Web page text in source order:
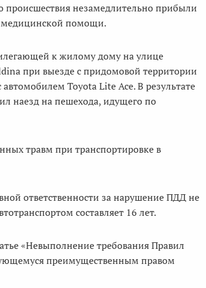
происшествия незамедлительно прибыли
медицинской помощи.
к жилому дому на улице
при выезде с придомовой территории
Toyota Lite Ace. В результате
наезд на пешехода, идущего по
травм при транспортировке в
ответственности за нарушение ПДД не
составляет 16 лет.
«Невыполнение требования Правил
преимущественным правом